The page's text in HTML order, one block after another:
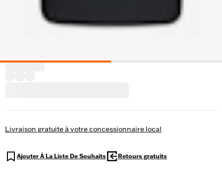
Livraison gratuite à votre concessionnaire local
Ajouter À La Liste De Souhaits Retours gratuits